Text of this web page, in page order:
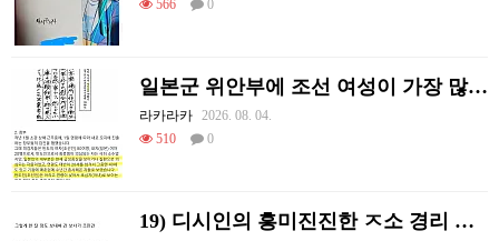
566
0
일본군 위안부에 조선 여성이 가장 많았던 이유
라카라카 2026. 08. 04.
510
0
19) 디시인의 흥미진진한 ㅈ소 경리 ㄸ먹은 썰